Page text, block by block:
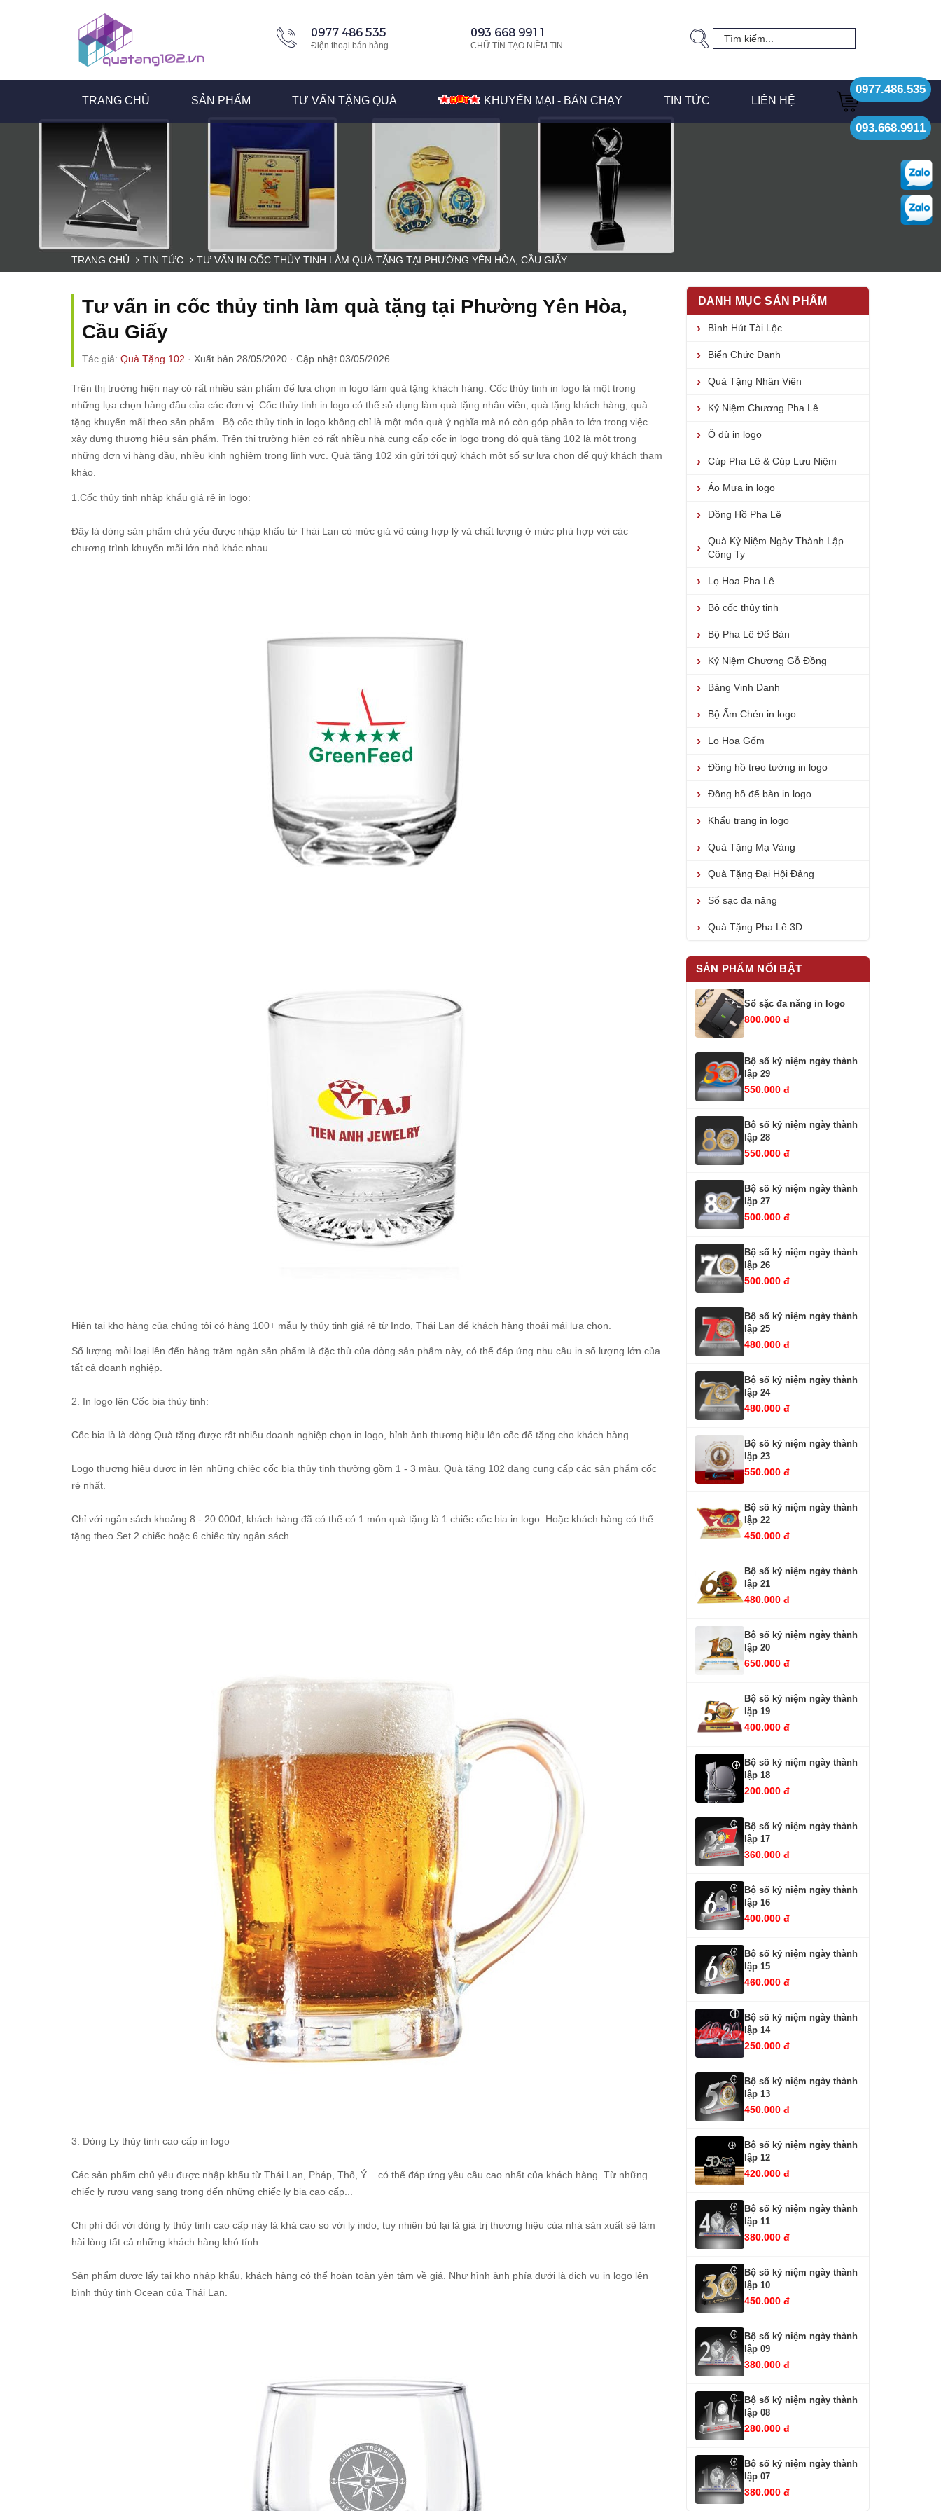
0977 486 535
Điện thoại bán hàng
093 668 9911
CHỮ TÍN TẠO NIỀM TIN
TRANG CHỦ SẢN PHẨM TƯ VẤN TẶNG QUÀ KHUYẾN MẠI - BÁN CHẠY TIN TỨC LIÊN HỆ
0977.486.535
093.668.9911
TRANG CHỦ TIN TỨC TƯ VẤN IN CỐC THỦY TINH LÀM QUÀ TẶNG TẠI PHƯỜNG YÊN HÒA, CẦU GIẤY
Tư vấn in cốc thủy tinh làm quà tặng tại Phường Yên Hòa,
Cầu Giấy
Tác giả: Quà Tặng 102 · Xuất bản 28/05/2020 · Cập nhật 03/05/2026
Trên thị trường hiện nay có rất nhiều sản phẩm để lựa chọn in logo làm quà tặng khách hàng. Cốc thủy tinh in logo là một trong
những lựa chọn hàng đầu của các đơn vị. Cốc thủy tinh in logo có thể sử dụng làm quà tặng nhân viên, quà tặng khách hàng, quà
tặng khuyến mãi theo sản phẩm... Bộ cốc thủy tinh in logo không chỉ là một món quà ý nghĩa mà nó còn góp phần to lớn trong việc
xây dựng thương hiệu sản phẩm. Trên thị trường hiện có rất nhiều nhà cung cấp cốc in logo trong đó quà tặng 102 là một trong
những đơn vị hàng đầu, nhiều kinh nghiệm trong lĩnh vực. Quà tặng 102 xin gửi tới quý khách một số sự lựa chọn để quý khách tham
khảo.
1. Cốc thủy tinh nhập khẩu giá rẻ in logo:
Đây là dòng sản phẩm chủ yếu được nhập khẩu từ Thái Lan có mức giá vô cùng hợp lý và chất lượng ở mức phù hợp với các
chương trình khuyến mãi lớn nhỏ khác nhau.
Hiện tại kho hàng của chúng tôi có hàng 100+ mẫu ly thủy tinh giá rẻ từ Indo, Thái Lan để khách hàng thoải mái lựa chọn.
Số lượng mỗi loại lên đến hàng trăm ngàn sản phẩm là đặc thù của dòng sản phẩm này, có thể đáp ứng nhu cầu in số lượng lớn của
tất cả doanh nghiệp.
2. In logo lên Cốc bia thủy tinh:
Cốc bia là là dòng Quà tặng được rất nhiều doanh nghiệp chọn in logo, hỉnh ảnh thương hiệu lên cốc để tặng cho khách hàng.
Logo thương hiệu được in lên những chiêc cốc bia thủy tinh thường gồm 1 - 3 màu. Quà tặng 102 đang cung cấp các sản phẩm cốc
rẻ nhất.
Chỉ với ngân sách khoảng 8 - 20.000đ, khách hàng đã có thể có 1 món quà tặng là 1 chiếc cốc bia in logo. Hoặc khách hàng có thể
tặng theo Set 2 chiếc hoặc 6 chiếc tùy ngân sách.
3. Dòng Ly thủy tinh cao cấp in logo
Các sản phẩm chủ yếu được nhập khẩu từ Thái Lan, Pháp, Thổ, Ý... có thể đáp ứng yêu cầu cao nhất của khách hàng. Từ những
chiếc ly rượu vang sang trọng đến những chiếc ly bia cao cấp...
Chi phí đối với dòng ly thủy tinh cao cấp này là khá cao so với ly indo, tuy nhiên bù lại là giá trị thương hiệu của nhà sản xuất sẽ làm
hài lòng tất cả những khách hàng khó tính.
Sản phẩm được lấy tại kho nhập khẩu, khách hàng có thể hoàn toàn yên tâm về giá. Như hình ảnh phía dưới là dịch vụ in logo lên
bình thủy tinh Ocean của Thái Lan.
DANH MỤC SẢN PHẨM
Bình Hút Tài Lộc
Biển Chức Danh
Quà Tặng Nhân Viên
Kỷ Niệm Chương Pha Lê
Ô dù in logo
Cúp Pha Lê & Cúp Lưu Niệm
Áo Mưa in logo
Đồng Hồ Pha Lê
Quà Kỷ Niệm Ngày Thành Lập
Công Ty
Lọ Hoa Pha Lê
Bộ cốc thủy tinh
Bộ Pha Lê Để Bàn
Kỷ Niệm Chương Gỗ Đồng
Bảng Vinh Danh
Bộ Ấm Chén in logo
Lọ Hoa Gốm
Đồng hồ treo tường in logo
Đồng hồ để bàn in logo
Khẩu trang in logo
Quà Tặng Mạ Vàng
Quà Tặng Đại Hội Đảng
Sổ sạc đa năng
Quà Tặng Pha Lê 3D
SẢN PHẨM NỔI BẬT
Sổ sặc đa năng in logo
800.000 đ
Bộ số kỷ niệm ngày thành
lập 29
550.000 đ
Bộ số kỷ niệm ngày thành
lập 28
550.000 đ
Bộ số kỷ niệm ngày thành
lập 27
500.000 đ
Bộ số kỷ niệm ngày thành
lập 26
500.000 đ
Bộ số kỷ niệm ngày thành
lập 25
480.000 đ
Bộ số kỷ niệm ngày thành
lập 24
480.000 đ
Bộ số kỷ niệm ngày thành
lập 23
550.000 đ
Bộ số kỷ niệm ngày thành
lập 22
450.000 đ
Bộ số kỷ niệm ngày thành
lập 21
480.000 đ
Bộ số kỷ niệm ngày thành
lập 20
650.000 đ
Bộ số kỷ niệm ngày thành
lập 19
400.000 đ
Bộ số kỷ niệm ngày thành
lập 18
200.000 đ
Bộ số kỷ niệm ngày thành
lập 17
360.000 đ
Bộ số kỷ niệm ngày thành
lập 16
400.000 đ
Bộ số kỷ niệm ngày thành
lập 15
460.000 đ
Bộ số kỷ niệm ngày thành
lập 14
250.000 đ
Bộ số kỷ niệm ngày thành
lập 13
450.000 đ
Bộ số kỷ niệm ngày thành
lập 12
420.000 đ
Bộ số kỷ niệm ngày thành
lập 11
380.000 đ
Bộ số kỷ niệm ngày thành
lập 10
450.000 đ
Bộ số kỷ niệm ngày thành
lập 09
380.000 đ
Bộ số kỷ niệm ngày thành
lập 08
280.000 đ
Bộ số kỷ niệm ngày thành
lập 07
380.000 đ